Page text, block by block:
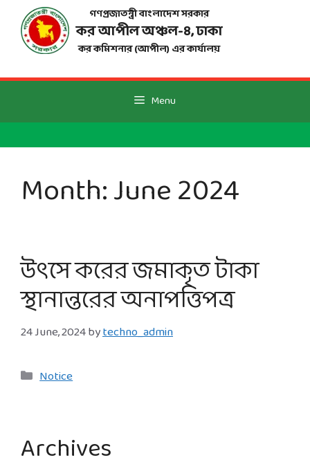
content
গণপ্রজাতন্ত্রী বাংলাদেশ সরকার
কর আপীল অঞ্চল-৪, ঢাকা
কর কমিশনার (আপীল) এর কার্যালয়
Menu
Month:June 2024
উৎসে করের জমাকৃত টাকা
স্থানান্তরের অনাপত্তিপত্র
24 June, 2024bytechno_admin
Categories
Notice
Archives